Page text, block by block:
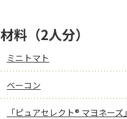
材料（2人分）
ミニトマト
ベーコン
「ピュアセレクト® マヨネーズ」